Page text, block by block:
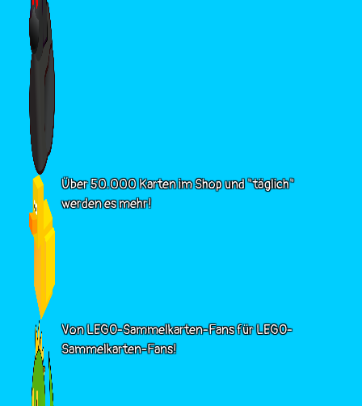
Über 50.000 Karten im Shop und "täglich"
werden es mehr!
Von LEGO-Sammelkarten-Fans für LEGO-
Sammelkarten-Fans!